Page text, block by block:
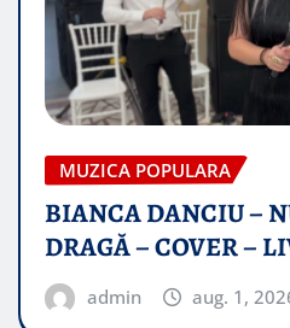
MUZICA POPULARA
BIANCA DANCIU –
DRAGĂ – COVER –
admin aug. 1,